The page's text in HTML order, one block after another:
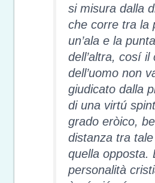
si misura dalla
che corre tra la
un’ala e la punta
dell’altra, cosí il
dell’uomo non
giudicato dalla
di una virtú
grado eròico,
distanza tra
quella opposta.
personalità